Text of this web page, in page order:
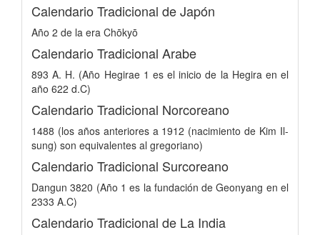
Calendario Tradicional de Japón
Año 2 de la era Chōkyō
Calendario Tradicional Arabe
893 A. H. (Año Hegirae 1 es el inicio de la Hegira en el
año 622 d.C)
Calendario Tradicional Norcoreano
1488 (los años anteriores a 1912 (nacimiento de Kim Il-
sung) son equivalentes al gregoriano)
Calendario Tradicional Surcoreano
Dangun 3820 (Año 1 es la fundación de Geonyang en el
2333 A.C)
Calendario Tradicional de La India